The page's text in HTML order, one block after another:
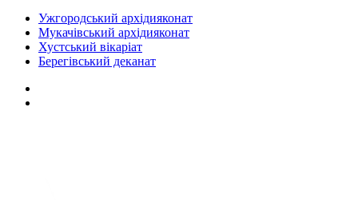
Ужгородський архідияконат
Мукачівський архідияконат
Хустський вікаріат
Берегівський деканат